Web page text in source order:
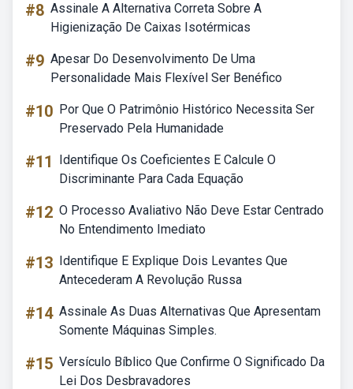
#8 Assinale A Alternativa Correta Sobre A
Higienização De Caixas Isotérmicas
#9 Apesar Do Desenvolvimento De Uma
Personalidade Mais Flexível Ser Benéfico
#10 Por Que O Patrimônio Histórico Necessita Ser
Preservado Pela Humanidade
#11
Identifique Os Coeficientes E Calcule O
Discriminante Para Cada Equação
#12 O Processo Avaliativo Não Deve Estar Centrado
No Entendimento Imediato
#13 Identifique E Explique Dois Levantes Que
Antecederam A Revolução Russa
#14 Assinale As Duas Alternativas Que Apresentam
Somente Máquinas Simples.
#15 Versículo Bíblico Que Confirme O Significado Da
Lei Dos Desbravadores